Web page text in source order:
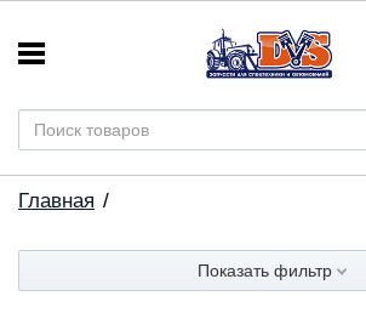
Главная
Показать фильтр